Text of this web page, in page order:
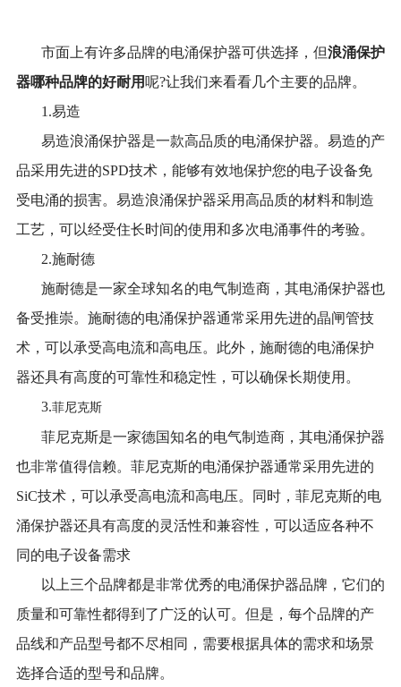
市面上有许多品牌的电涌保护器可供选择，但浪涌保护
器哪种品牌的好耐用 呢?让我们来看看几个主要的品牌。
1.易造
易造浪涌保护器是一款高品质的电涌保护器。易造的产
品采用先进的SPD技术，能够有效地保护您的电子设备免
受电涌的损害。易造浪涌保护器采用高品质的材料和制造
工艺，可以经受住长时间的使用和多次电涌事件的考验。
2.施耐德
施耐德是一家全球知名的电气制造商，其电涌保护器也
备受推崇。施耐德的电涌保护器通常采用先进的晶闸管技
术，可以承受高电流和高电压。此外，施耐德的电涌保护
器还具有高度的可靠性和稳定性，可以确保长期使用。
3.菲尼克斯
菲尼克斯是一家德国知名的电气制造商，其电涌保护器
也非常值得信赖。菲尼克斯的电涌保护器通常采用先进的
SiC技术，可以承受高电流和高电压。同时，菲尼克斯的电
涌保护器还具有高度的灵活性和兼容性，可以适应各种不
同的电子设备需求
以上三个品牌都是非常优秀的电涌保护器品牌，它们的
质量和可靠性都得到了广泛的认可。但是，每个品牌的产
品线和产品型号都不尽相同，需要根据具体的需求和场景
选择合适的型号和品牌。